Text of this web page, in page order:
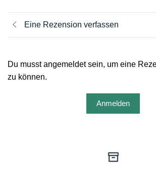
Eine Rezension verfassen
Du musst angemeldet sein, um eine
zu können.
Anmelden